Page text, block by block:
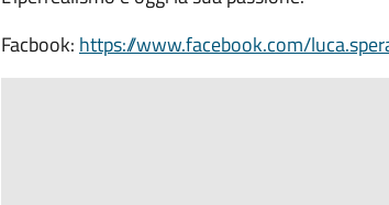
Facbook: https://www.facebook.com/